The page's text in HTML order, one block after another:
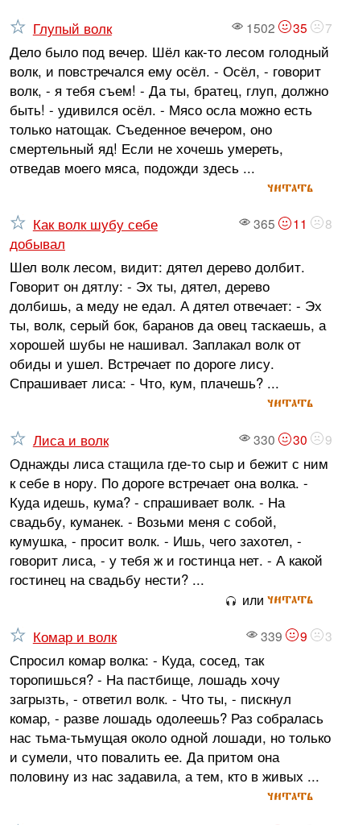
1502 35 7
Глупый волк
Дело было под вечер. Шёл как-то лесом голодный
волк, и повстречался ему осёл. - Осёл, - говорит
волк, - я тебя съем! - Да ты, братец, глуп, должно
быть! - удивился осёл. - Мясо осла можно есть
только натощак. Съеденное вечером, оно
смертельный яд! Если не хочешь умереть,
отведав моего мяса, подожди здесь ...
читать
365 11 8
Как волк шубу себе
добывал
Шел волк лесом, видит: дятел дерево долбит.
Говорит он дятлу: - Эх ты, дятел, дерево
долбишь, а меду не едал. А дятел отвечает: - Эх
ты, волк, серый бок, баранов да овец таскаешь, а
хорошей шубы не нашивал. Заплакал волк от
обиды и ушел. Встречает по дороге лису.
Спрашивает лиса: - Что, кум, плачешь? ...
читать
330 30 9
Лиса и волк
Однажды лиса стащила где-то сыр и бежит с ним
к себе в нору. По дороге встречает она волка. -
Куда идешь, кума? - спрашивает волк. - На
свадьбу, куманек. - Возьми меня с собой,
кумушка, - просит волк. - Ишь, чего захотел, -
говорит лиса, - у тебя ж и гостинца нет. - А какой
гостинец на свадьбу нести? ...
или читать
339 9 3
Комар и волк
Спросил комар волка: - Куда, сосед, так
торопишься? - На пастбище, лошадь хочу
загрызть, - ответил волк. - Что ты, - пискнул
комар, - разве лошадь одолеешь? Раз собралась
нас тьма-тьмущая около одной лошади, но только
и сумели, что повалить ее. Да притом она
половину из нас задавила, а тем, кто в живых ...
читать